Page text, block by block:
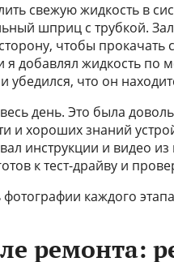
свежую жидкость в
шприц с трубкой.
чтобы прокачать
я добавлял жидкость по
убедился, что он
день. Это была
и хороших знаний
инструкции и видео из
к тест-драйву и
фотографии каждого
ремонта: